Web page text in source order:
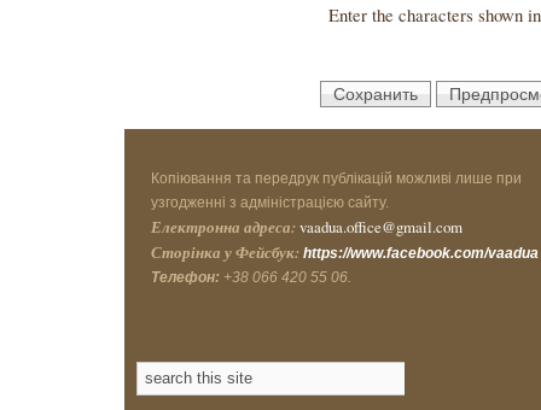
Enter the characters shown
Копіювання та передрук публікацій можливі лише при
узгодженні з адміністрацією сайту.
Електронна адреса: vaadua.office@gmail.com
Сторінка у Фейсбук: https://www.facebook.com/vaadua
Телефон: +38 066 420 55 06.